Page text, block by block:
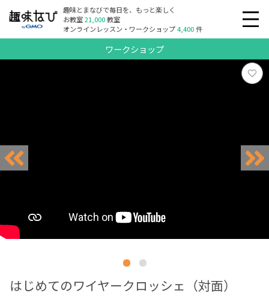
趣味とまなびで毎日を、もっと楽しく
お教室21,000教室
オンラインレッスン・ワークショップ4,400件
ワークショップ
はじめてのワイヤークロッシェ（対面）